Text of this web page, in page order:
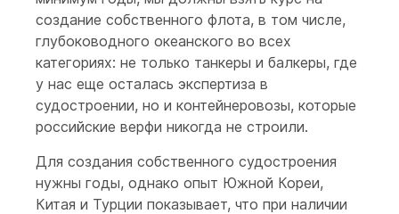
создание собственного флота, в том числе,
глубоководного океанского во всех
категориях: не только танкеры и балкеры, где
у нас еще осталась экспертиза в
судостроении, но и контейнеровозы, которые
российские верфи никогда не строили.
Для создания собственного судостроения
нужны годы, однако опыт Южной Кореи,
Китая и Турции показывает, что при наличии